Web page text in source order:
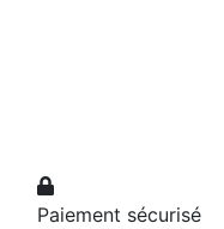
Paiement sécurisé